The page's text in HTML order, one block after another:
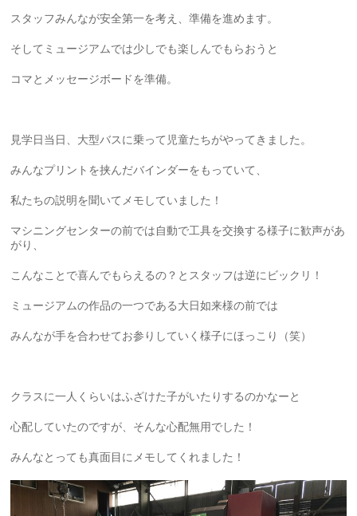
スタッフみんなが安全第一を考え、準備を進めます。
そしてミュージアムでは少しでも楽しんでもらおうと
コマとメッセージボードを準備。
見学日当日、大型バスに乗って児童たちがやってきました。
みんなプリントを挟んだバインダーをもっていて、
私たちの説明を聞いてメモしていました！
マシニングセンターの前では自動で工具を交換する様子に歓声があ
がり、
こんなことで喜んでもらえるの？とスタッフは逆にビックリ！
ミュージアムの作品の一つである大日如来様の前では
みんなが手を合わせてお参りしていく様子にほっこり（笑）
クラスに一人くらいはふざけた子がいたりするのかなーと
心配していたのですが、そんな心配無用でした！
みんなとっても真面目にメモしてくれました！